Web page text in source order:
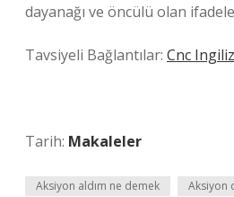
dayanağı ve öncülü olan
Tavsiyeli Bağlantılar: Cnc
Tarih: Makaleler
Aksiyon aldım ne demek Aksiyon